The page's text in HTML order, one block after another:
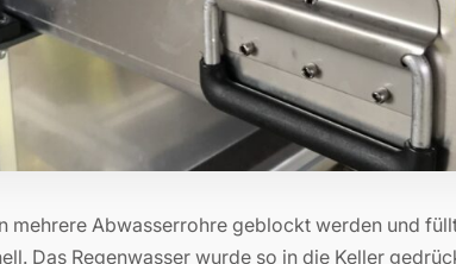
mehrere Abwasserrohre geblockt werden und
Das Regenwasser wurde so in die Keller